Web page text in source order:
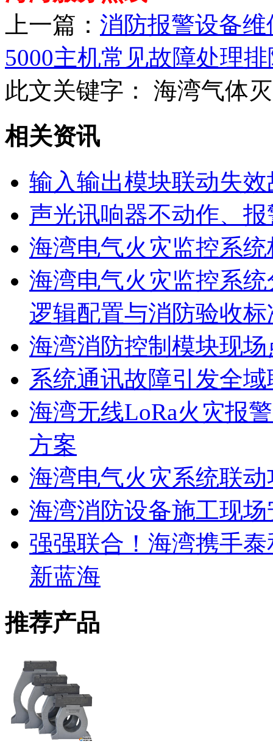
上一篇： 消防报警设备维
5000主机常见故障处理
此文关键字：
海湾气体
相关资讯
输入输出模块联动失效
声光讯响器不动作、
海湾电气火灾监控系
海湾电气火灾监控系
逻辑配置与消防验收标
海湾消防控制模块现
系统通讯故障引发全
海湾无线LoRa火灾报
方案
海湾电气火灾系统联
海湾消防设备施工现
强强联合！海湾携手
新蓝海
推荐产品